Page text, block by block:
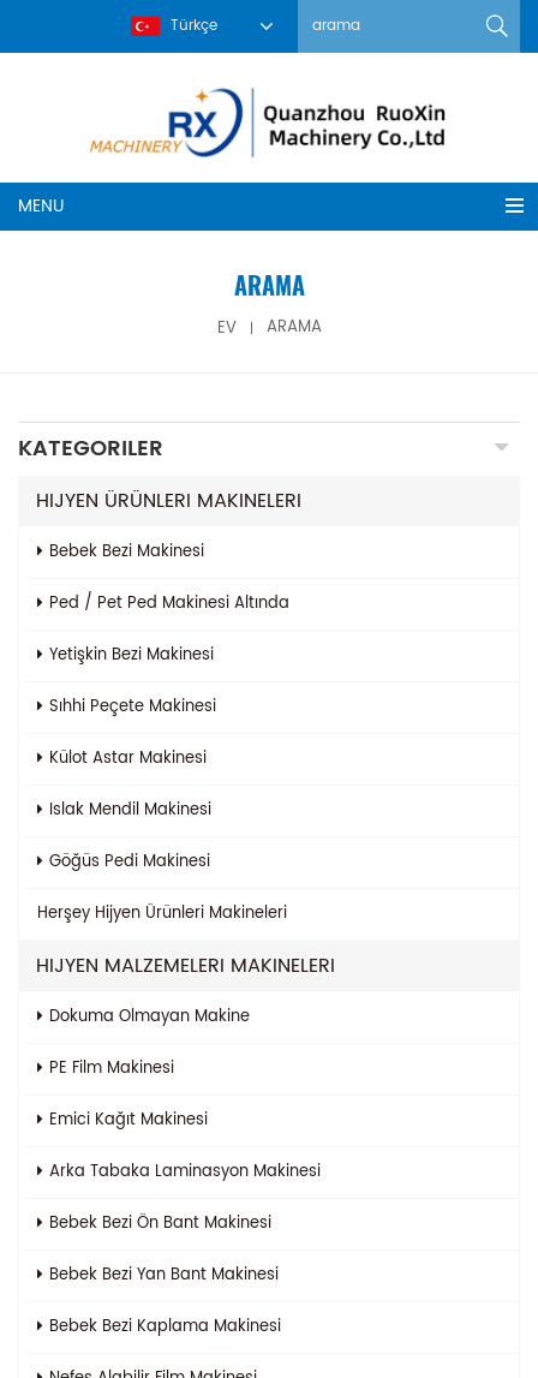
Türkçe
MENU
ARAMA
EV ARAMA
KATEGORILER
HIJYEN ÜRÜNLERI MAKINELERI
Bebek Bezi Makinesi
Ped / Pet Ped Makinesi Altında
Yetişkin Bezi Makinesi
Sıhhi Peçete Makinesi
Külot Astar Makinesi
Islak Mendil Makinesi
Göğüs Pedi Makinesi
Herşey Hijyen Ürünleri Makineleri
HIJYEN MALZEMELERI MAKINELERI
Dokuma Olmayan Makine
PE Film Makinesi
Emici Kağıt Makinesi
Arka Tabaka Laminasyon Makinesi
Bebek Bezi Ön Bant Makinesi
Bebek Bezi Yan Bant Makinesi
Bebek Bezi Kaplama Makinesi